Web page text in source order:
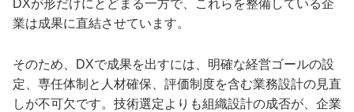
DXが形だけにとどまる一方で、これらを整備している企
業は成果に直結させています。
そのため、DXで成果を出すには、明確な経営ゴールの設
定、専任体制と人材確保、評価制度を含む業務設計の見直
しが不可欠です。技術選定よりも組織設計の成否が、企業